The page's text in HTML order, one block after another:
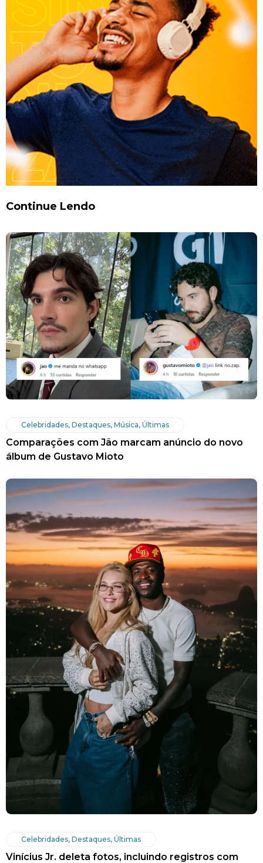
Continue Lendo
Celebridades, Destaques, Música, Últimas
Comparações com Jão marcam anúncio do novo
álbum de Gustavo Mioto
Celebridades, Destaques, Últimas
Vinícius Jr. deleta fotos, incluindo registros com